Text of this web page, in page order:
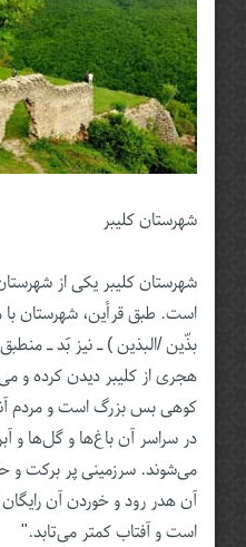
شهرستان کلیبر
شهرستان کلیبر یکی از
است. طبق قرأین، شهرستان با
هجری از کلیبر دیدن کرده و
کوهی بس بزرگ است و مردم
در سراسر آن باغ‌ها و گل‌ها و
می‌شوند. سرزمینی پر برکت و
آن هدر رود و خوردن آن
است و آفتاب کمتر می‌تابد."